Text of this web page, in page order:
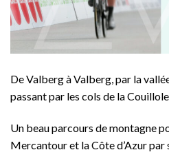
De Valberg à Valberg, par la
passant par les cols de la
Un beau parcours de montagne
Mercantour et la Côte d’Azur par